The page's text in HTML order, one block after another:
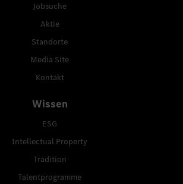
Jobsuche
Aktie
Standorte
Media Site
Kontakt
Wissen
ESG
Intellectual Property
Tradition
Talentprogramme